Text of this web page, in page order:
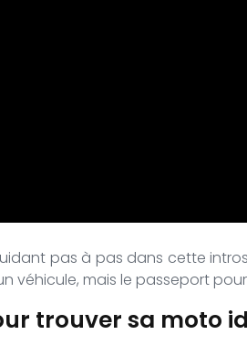
pas à pas dans cette
mais le passeport
trouver sa moto